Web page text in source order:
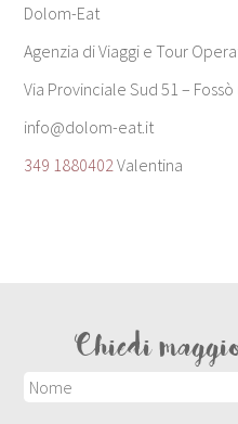
Dolom-Eat
Agenzia di Viaggi e Tour
Via Provinciale Sud 51 – Fossò
info@dolom-eat.it
349 1880402 Valentina
Chiedi